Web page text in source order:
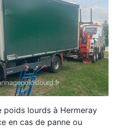
poids lourds à Hermeray
en cas de panne ou